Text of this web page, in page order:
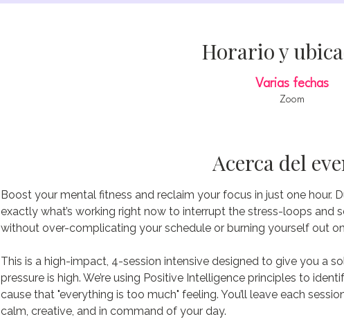
Horario y
Varias fechas
Zoom
Acerca del
Boost your mental fitness and reclaim your focus in just one hour.
exactly what’s working right now to interrupt the stress-loops
without over-complicating your schedule or burning yourself out
This is a high-impact, 4-session intensive designed to give you a
pressure is high. We’re using Positive Intelligence principles to
cause that "everything is too much" feeling. You’ll leave each
calm, creative, and in command of your day.